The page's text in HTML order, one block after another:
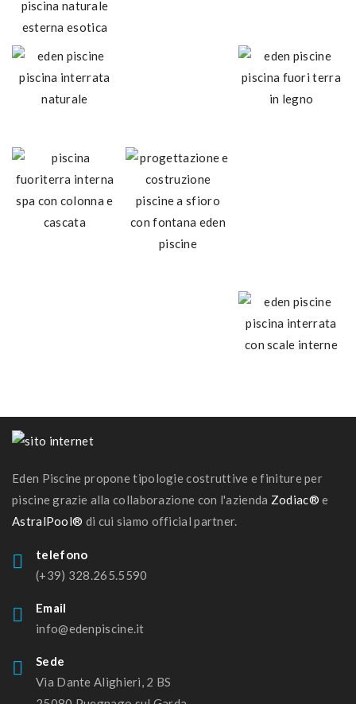
Eden Piscine propone tipologie costruttive e finiture per
piscine grazie alla collaborazione con l'azienda Zodiac® e
AstralPool® di cui siamo official partner.
telefono
(+39) 328.265.5590
Email
info@edenpiscine.it
Sede
Via Dante Alighieri, 2 BS